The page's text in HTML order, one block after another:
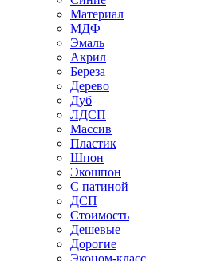
Материал
МДФ
Эмаль
Акрил
Береза
Дерево
Дуб
ЛДСП
Массив
Пластик
Шпон
Экошпон
С патиной
ДСП
Стоимость
Дешевые
Дорогие
Эконом-класс